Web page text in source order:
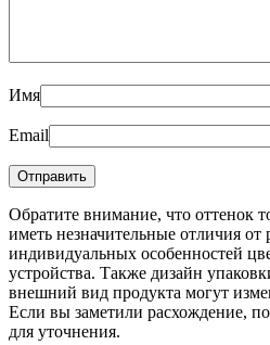
Имя
Email
Обратите внимание, что оттенок
иметь незначительные отличия от
индивидуальных особенностей
устройства. Также дизайн
внешний вид продукта могут
Если вы заметили расхождение,
для уточнения.